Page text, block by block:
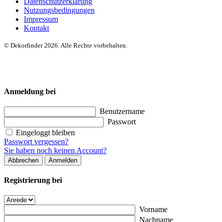
Nutzungsbedingungen
Impressum
Kontakt
© Dekorfinder 2026. Alle Rechte vorbehalten.
Anmeldung bei
Benutzername
Passwort
Eingeloggt bleiben
Passwort vergessen?
Sie haben noch keinen Account?
Abbrechen Anmelden
Registrierung bei
Vorname
Nachname